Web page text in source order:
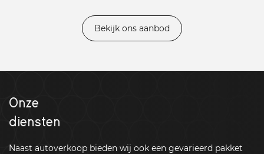
Bekijk ons aanbod
Onze
diensten
Naast autoverkoop bieden wij ook een gevarieerd pakket